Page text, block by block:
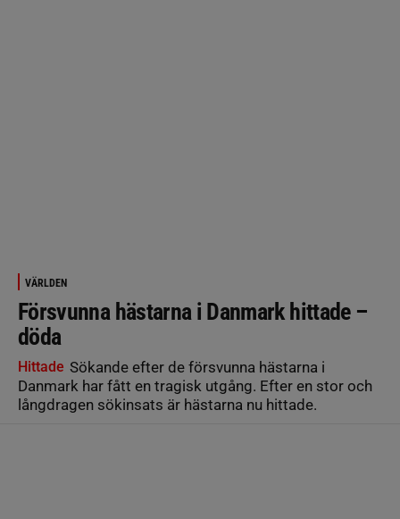
VÄRLDEN
Försvunna hästarna i Danmark hittade –
döda
Hittade Sökande efter de försvunna hästarna i
Danmark har fått en tragisk utgång. Efter en stor och
långdragen sökinsats är hästarna nu hittade.